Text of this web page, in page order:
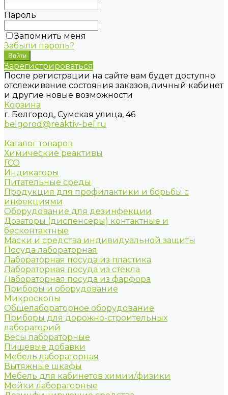
Пароль
Запомнить меня
Забыли пароль?
Зарегистрироваться
После регистрации на сайте вам будет доступно
отслеживание состояния заказов, личный кабинет
и другие новые возможности
Корзина
г. Белгород, Сумская улица, 46
belgorod@reaktiv-bel.ru
Каталог товаров
Химические реактивы
ГСО
Индикаторы
Питательные среды
Продукция для профилактики и борьбы с
инфекциями
Оборудование для дезинфекции
Дозаторы (диспенсеры) контактные и
бесконтактные
Маски и средства индивидуальной защиты
Посуда лабораторная
Лабораторная посуда из пластика
Лабораторная посуда из стекла
Лабораторная посуда из фарфора
Приборы и оборудование
Микроскопы
Общелабораторное оборудование
Приборы для дорожно-строительных
лабораторий
Весы лабораторные
Пищевые добавки
Мебель лабораторная
Вытяжные шкафы
Мебель для кабинетов химии/физики
Мойки лабораторные